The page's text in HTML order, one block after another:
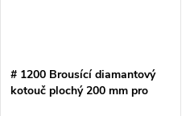
# 1200 Brousící diamantový
kotouč plochý 200 mm pro